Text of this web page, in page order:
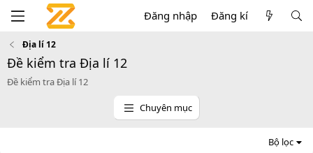
Đăng nhập Đăng kí
Địa lí 12
Đề kiểm tra Địa lí 12
Đề kiểm tra Địa lí 12
Chuyên mục
Bộ lọc